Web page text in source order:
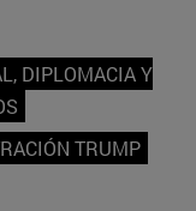
DIPLOMACIA Y
TRUMP